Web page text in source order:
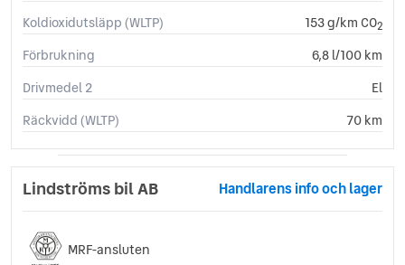
Koldioxidutsläpp (WLTP)
153 g/km CO2
Förbrukning
6,8 l/100 km
Drivmedel 2
El
Räckvidd (WLTP)
70 km
Lindströms bil AB Handlarens info och lager
MRF-ansluten